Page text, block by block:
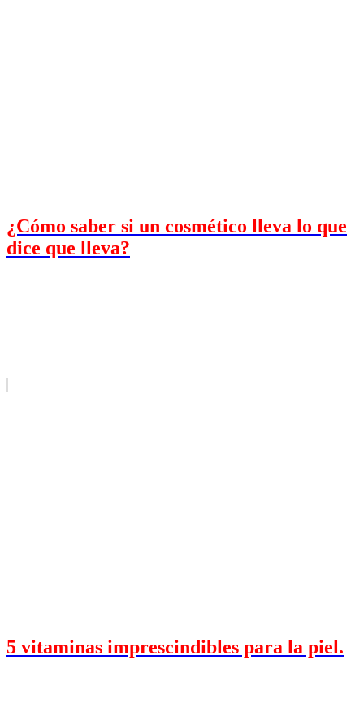
¿Cómo saber si un cosmético lleva lo que
dice que lleva?
5 vitaminas imprescindibles para la piel.